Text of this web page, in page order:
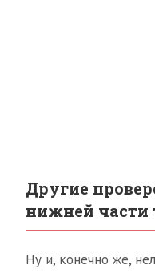
Другие
нижней части
Ну и, конечно же,